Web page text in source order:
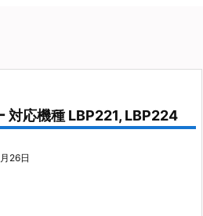
対応機種 LBP221, LBP224
26日